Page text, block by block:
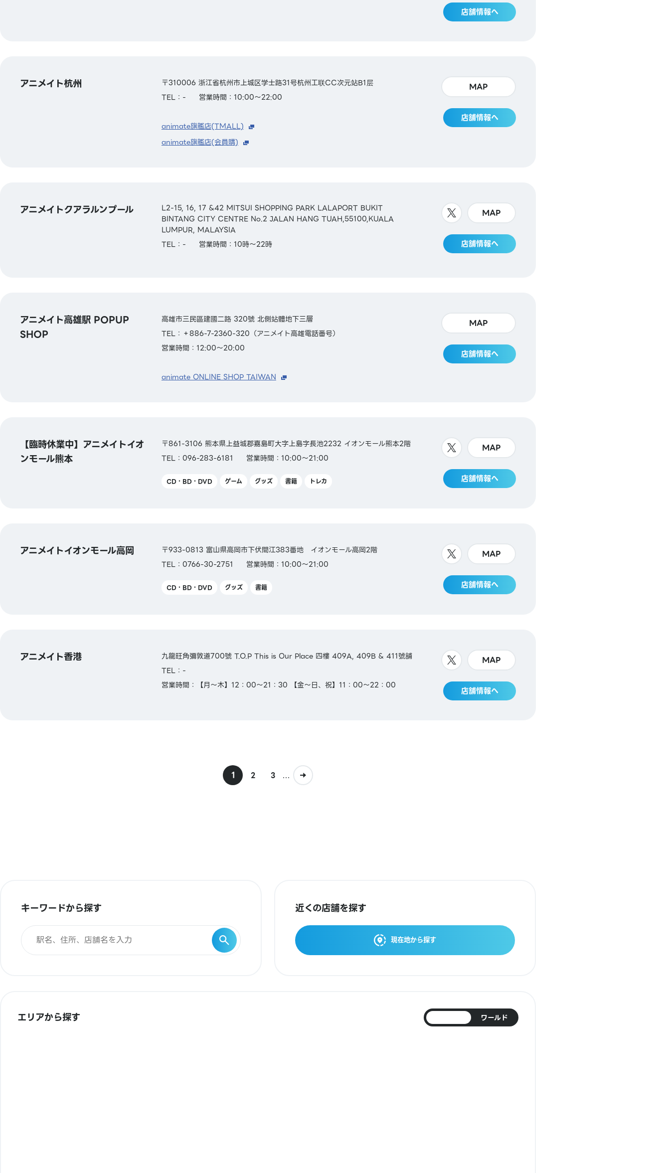
店舗情報へ
アニメイト杭州
〒310006 浙江省杭州市上城区学士路31号杭州工联CC次元站B1层
TEL：-
営業時間：10:00～22:00
animate旗艦店(TMALL)
animate旗艦店(会員購)
MAP
店舗情報へ
アニメイトクアラルンプール
L2-15, 16, 17 &42 MITSUI SHOPPING PARK LALAPORT BUKIT
BINTANG CITY CENTRE No.2 JALAN HANG TUAH,55100,KUALA
LUMPUR, MALAYSIA
TEL：-
営業時間：10時～22時
MAP
店舗情報へ
アニメイト高雄駅 POPUP
SHOP
高雄市三民區建國二路 320號 北側站體地下三層
TEL：＋886-7-2360-320（アニメイト高雄電話番号）
営業時間：12:00～20:00
animate ONLINE SHOP TAIWAN
MAP
店舗情報へ
【臨時休業中】アニメイトイオ
ンモール熊本
〒861-3106 熊本県上益城郡嘉島町大字上島字長池2232 イオンモール熊本2階
TEL：096-283-6181
営業時間：10:00～21:00
CD・BD・DVD ゲーム グッズ 書籍 トレカ
MAP
店舗情報へ
アニメイトイオンモール高岡
〒933-0813 富山県高岡市下伏間江383番地 イオンモール高岡2階
TEL：0766-30-2751
営業時間：10:00～21:00
CD・BD・DVD グッズ 書籍
MAP
店舗情報へ
アニメイト香港
九龍旺角彌敦道700號 T.O.P This is Our Place 四樓 409A, 409B & 411號舖
TEL：-
営業時間：【月～木】12：00～21：30 【金～日、祝】11：00～22：00
MAP
店舗情報へ
1 2 3 ...
キーワードから探す 近くの店舗を探す
現在地から探す
エリアから探す ワールド